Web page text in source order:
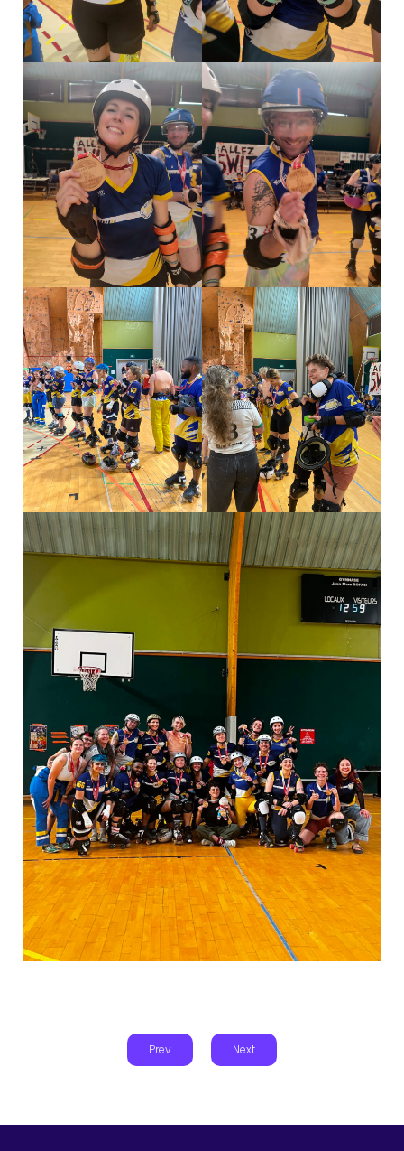
Prev Next